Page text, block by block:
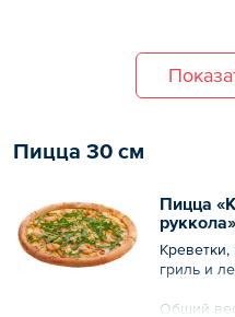
Пицца 30 см
Пицца
гриль и
Общий